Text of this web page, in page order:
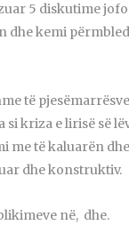
5 diskutime
dhe kemi
të
kriza e lirisë së
të kaluarën
dhe konstruktiv.
në, dhe.